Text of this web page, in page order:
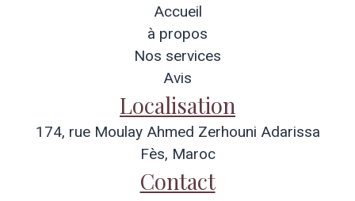
Accueil
à propos
Nos services
Avis
Localisation
174, rue Moulay Ahmed Zerhouni Adarissa
Fès, Maroc
Contact